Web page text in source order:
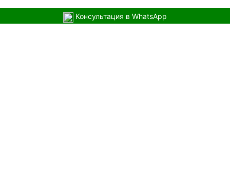
Консультация в WhatsApp